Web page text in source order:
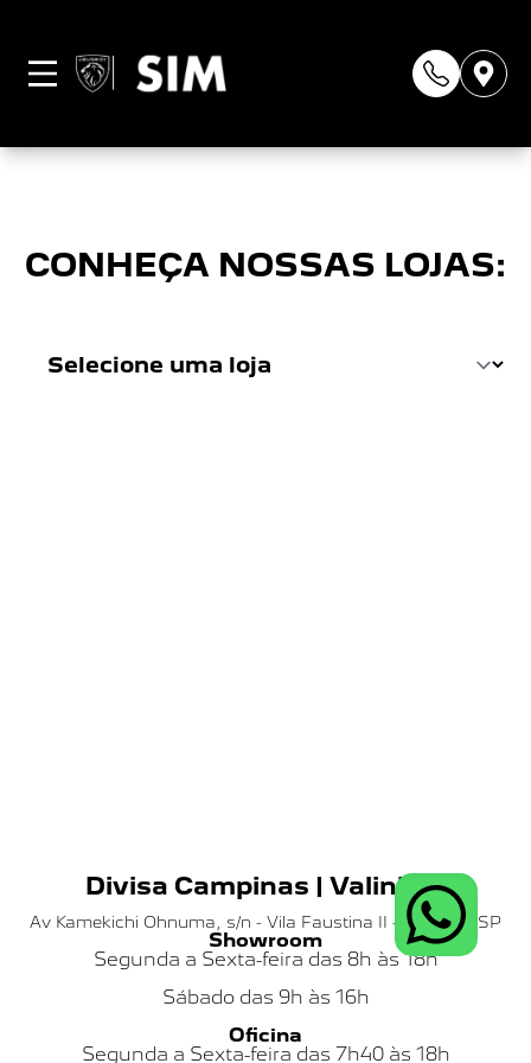
Página não
CONHEÇA NOSSAS LOJAS:
Divisa Campinas | Valinhos
Av Kamekichi Ohnuma, s/n - Vila Faustina II - Valinhos SP
Showroom
Segunda a Sexta-feira das 8h às 18h
Sábado das 9h às 16h
Oficina
Segunda a Sexta-feira das 7h40 às 18h